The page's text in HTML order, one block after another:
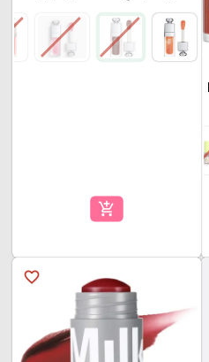
add_shopping_cart
favorite_border